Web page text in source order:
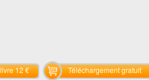
12 € Téléchargement gratuit